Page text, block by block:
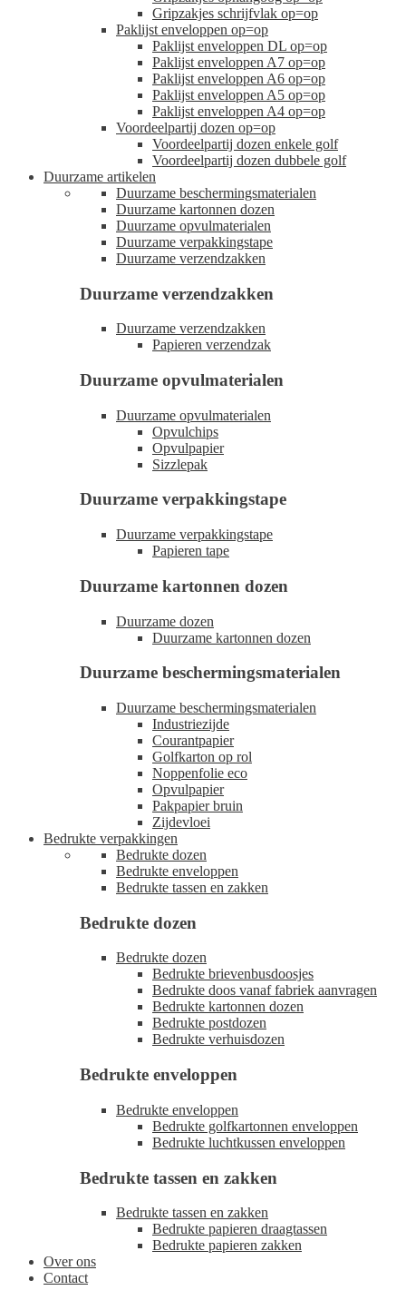
Gripzakjes schrijfvlak op=op
Paklijst enveloppen op=op
Paklijst enveloppen DL op=op
Paklijst enveloppen A7 op=op
Paklijst enveloppen A6 op=op
Paklijst enveloppen A5 op=op
Paklijst enveloppen A4 op=op
Voordeelpartij dozen op=op
Voordeelpartij dozen enkele golf
Voordeelpartij dozen dubbele golf
Duurzame artikelen
Duurzame beschermingsmaterialen
Duurzame kartonnen dozen
Duurzame opvulmaterialen
Duurzame verpakkingstape
Duurzame verzendzakken
Duurzame verzendzakken
Duurzame verzendzakken
Papieren verzendzak
Duurzame opvulmaterialen
Duurzame opvulmaterialen
Opvulchips
Opvulpapier
Sizzlepak
Duurzame verpakkingstape
Duurzame verpakkingstape
Papieren tape
Duurzame kartonnen dozen
Duurzame dozen
Duurzame kartonnen dozen
Duurzame beschermingsmaterialen
Duurzame beschermingsmaterialen
Industriezijde
Courantpapier
Golfkarton op rol
Noppenfolie eco
Opvulpapier
Pakpapier bruin
Zijdevloei
Bedrukte verpakkingen
Bedrukte dozen
Bedrukte enveloppen
Bedrukte tassen en zakken
Bedrukte dozen
Bedrukte dozen
Bedrukte brievenbusdoosjes
Bedrukte doos vanaf fabriek aanvragen
Bedrukte kartonnen dozen
Bedrukte postdozen
Bedrukte verhuisdozen
Bedrukte enveloppen
Bedrukte enveloppen
Bedrukte golfkartonnen enveloppen
Bedrukte luchtkussen enveloppen
Bedrukte tassen en zakken
Bedrukte tassen en zakken
Bedrukte papieren draagtassen
Bedrukte papieren zakken
Over ons
Contact